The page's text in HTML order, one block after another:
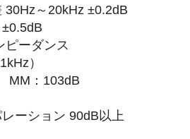
30Hz～20kHz ±0.2dB
ピーダンス
）
MM：103dB
ーション 90dB以上